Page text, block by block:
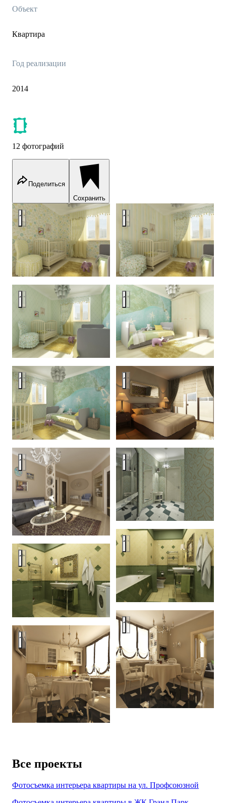
Объект
Квартира
Год реализации
2014
12 фотографий
Поделиться
Сохранить
Apartment 80m Apartment 80m
Apartment 80m Apartment 80m
Apartment 80m Apartment 80m
Apartment 80m Apartment 80m
Apartment 80m
Apartment 80m
Apartment 80m
Apartment 80m
Все проекты
Фотосъемка интерьера квартиры на ул. Профсоюзной